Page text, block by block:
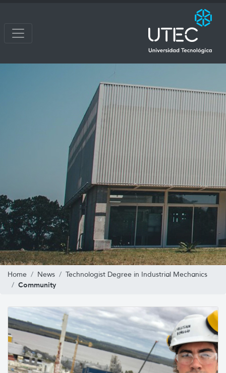
Home News Technologist Degree in Industrial Mechanics
Community